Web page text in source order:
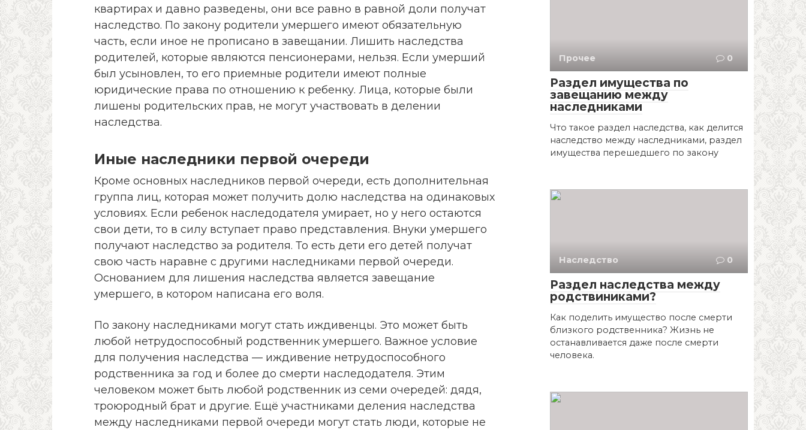
квартирах и давно разведены, они все равно в равной доли получат
наследство. По закону родители умершего имеют обязательную
часть, если иное не прописано в завещании. Лишить наследства
родителей, которые являются пенсионерами, нельзя. Если умерший
был усыновлен, то его приемные родители имеют полные
юридические права по отношению к ребенку. Лица, которые были
лишены родительских прав, не могут участвовать в делении
наследства.
Иные наследники первой очереди
Кроме основных наследников первой очереди, есть дополнительная
группа лиц, которая может получить долю наследства на одинаковых
условиях. Если ребенок наследодателя умирает, но у него остаются
свои дети, то в силу вступает право представления. Внуки умершего
получают наследство за родителя. То есть дети его детей получат
свою часть наравне с другими наследниками первой очереди.
Основанием для лишения наследства является завещание
умершего, в котором написана его воля.
По закону наследниками могут стать иждивенцы. Это может быть
любой нетрудоспособный родственник умершего. Важное условие
для получения наследства — иждивение нетрудоспособного
родственника за год и более до смерти наследодателя. Этим
человеком может быть любой родственник из семи очередей: дядя,
троюродный брат и другие. Ещё участниками деления наследства
между наследниками первой очереди могут стать люди, которые не
Прочее 0
Раздел имущества по
завещанию между
наследниками
Что такое раздел наследства, как делится
наследство между наследниками, раздел
имущества перешедшего по закону
Наследство 0
Раздел наследства между
родствиниками?
Как поделить имущество после смерти
близкого родственника? Жизнь не
останавливается даже после смерти
человека.